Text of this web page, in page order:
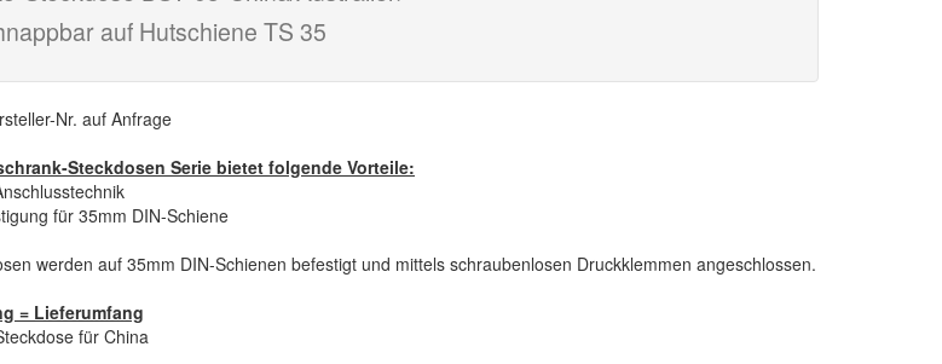
auf Hutschiene TS 35
Nr. auf Anfrage
Steckdosen Serie bietet folgende Vorteile:
für 35mm DIN-Schiene
werden auf 35mm DIN-Schienen befestigt und mittels schraubenlosen Druckklemmen angeschlossen.
= Lieferumfang
für China